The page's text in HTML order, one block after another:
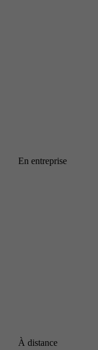
En entreprise
À distance